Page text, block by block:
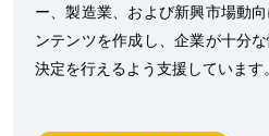
ー、製造業、および新興市場動
ンテンツを作成し、企業が十分
決定を行えるよう支援しています。